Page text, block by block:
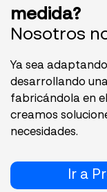
medida?
Nosotros
Ya sea
desarrollando
fabricándola en
creamos
necesidades.
Ir a